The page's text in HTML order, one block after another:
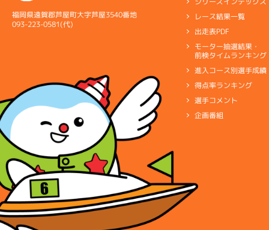
福岡県遠賀郡芦屋町大字芦屋3540番地
093-223-0581(代)
レース結果一覧
出走表PDF
モーター抽選結果・
前検タイムランキング
進入コース別選手成績
得点率ランキング
選手コメント
企画番組